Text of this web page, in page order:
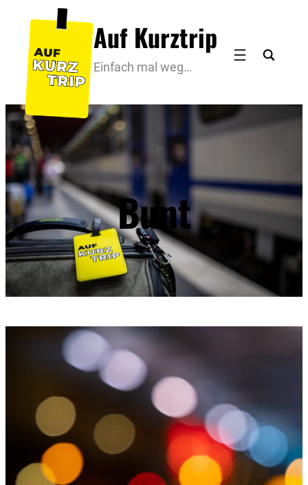
Inhalt
springen
Auf Kurztrip
Einfach mal weg…
Bunt